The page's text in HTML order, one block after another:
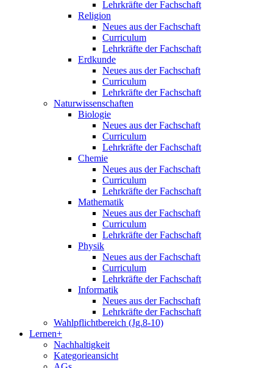
Lehrkräfte der Fachschaft
Religion
Neues aus der Fachschaft
Curriculum
Lehrkräfte der Fachschaft
Erdkunde
Neues aus der Fachschaft
Curriculum
Lehrkräfte der Fachschaft
Naturwissenschaften
Biologie
Neues aus der Fachschaft
Curriculum
Lehrkräfte der Fachschaft
Chemie
Neues aus der Fachschaft
Curriculum
Lehrkräfte der Fachschaft
Mathematik
Neues aus der Fachschaft
Curriculum
Lehrkräfte der Fachschaft
Physik
Neues aus der Fachschaft
Curriculum
Lehrkräfte der Fachschaft
Informatik
Neues aus der Fachschaft
Lehrkräfte der Fachschaft
Wahlpflichtbereich (Jg.8-10)
Lernen+
Nachhaltigkeit
Kategorieansicht